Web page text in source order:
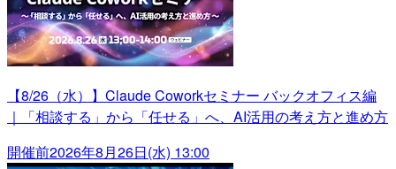
【8/26（水）】Claude Coworkセミナー バックオフィス編
｜「相談する」から「任せる」へ、AI活用の考え方と進め方
開催前2026年8月26日(水) 13:00